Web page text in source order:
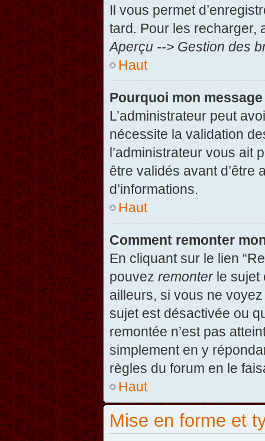
Il vous permet
tard. Pour les recharger,
Aperçu --> Gestion des
Haut
Pourquoi mon
L’administrateur peut
nécessite la validation
l’administrateur vous ait
être validés avant d’être
d’informations.
Haut
Comment remonter
En cliquant sur le lien
pouvez remonterle sujet
ailleurs, si vous ne
sujet est désactivée ou
remontée n’est pas
simplement en y
règles du forum en le
Haut
Mise en forme et